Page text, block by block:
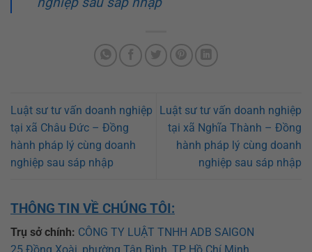
Luật sư tư vấn doanh nghiệp
tại xã Châu Đức – Đồng
hành pháp lý cùng doanh
nghiệp sau sáp nhập
Luật sư tư vấn doanh nghiệp
tại xã Nghĩa Thành – Đồng
hành pháp lý cùng doanh
nghiệp sau sáp nhập
THÔNG TIN VỀ CHÚNG TÔI:
Trụ sở chính: CÔNG TY LUẬT TNHH ADB SAIGON